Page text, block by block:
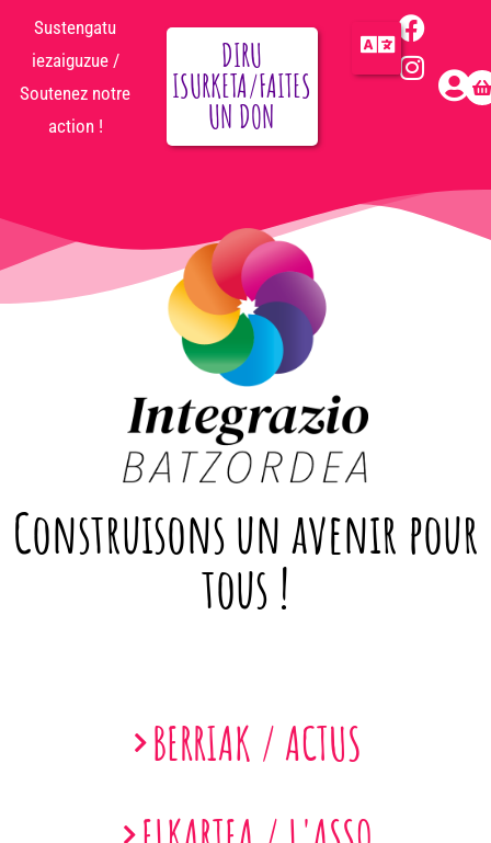
Sustengatu
iezaiguzue /
Soutenez notre
action !
DIRU
ISURKETA/FAITES
UN DON
Construisons un avenir pour
tous !
BERRIAK / ACTUS